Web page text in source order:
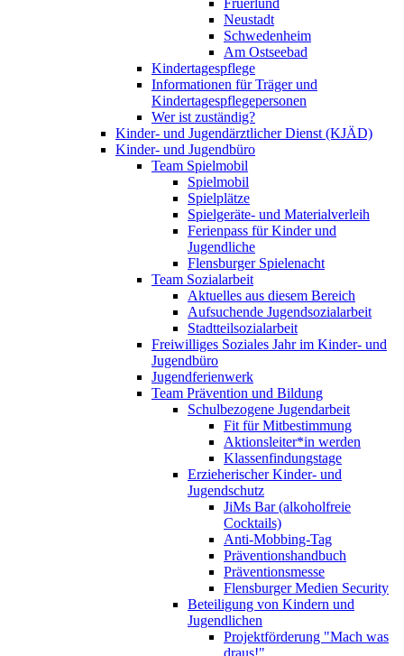
Fruerlund
Neustadt
Schwedenheim
Am Ostseebad
Kindertagespflege
Informationen für Träger und
Kindertagespflegepersonen
Wer ist zuständig?
Kinder- und Jugendärztlicher Dienst (KJÄD)
Kinder- und Jugendbüro
Team Spielmobil
Spielmobil
Spielplätze
Spielgeräte- und Materialverleih
Ferienpass für Kinder und
Jugendliche
Flensburger Spielenacht
Team Sozialarbeit
Aktuelles aus diesem Bereich
Aufsuchende Jugendsozialarbeit
Stadtteilsozialarbeit
Freiwilliges Soziales Jahr im Kinder- und
Jugendbüro
Jugendferienwerk
Team Prävention und Bildung
Schulbezogene Jugendarbeit
Fit für Mitbestimmung
Aktionsleiter*in werden
Klassenfindungstage
Erzieherischer Kinder- und
Jugendschutz
JiMs Bar (alkoholfreie
Cocktails)
Anti-Mobbing-Tag
Präventionshandbuch
Präventionsmesse
Flensburger Medien Security
Beteiligung von Kindern und
Jugendlichen
Projektförderung "Mach was
draus!"